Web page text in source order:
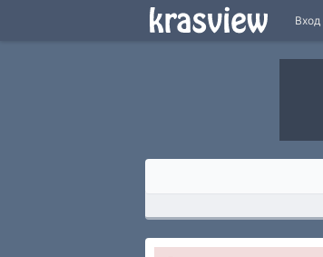
Вход